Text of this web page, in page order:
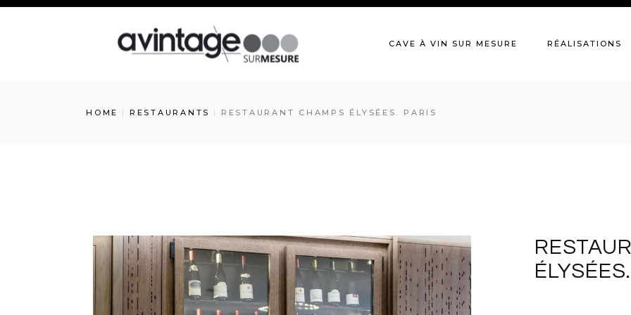
CAVE À VIN SUR MESURE RÉALISATIONS
HOME RESTAURANTS RESTAURANT CHAMPS ÉLYSÉES. PARIS